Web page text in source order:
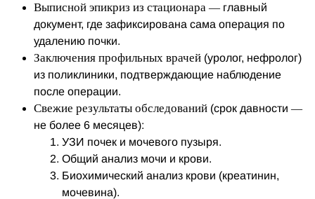
Выписной эпикриз из стационара — главный
документ, где зафиксирована сама операция по
удалению почки.
Заключения профильных врачей (уролог, нефролог)
из поликлиники, подтверждающие наблюдение
после операции.
Свежие результаты обследований (срок давности —
не более 6 месяцев):
УЗИ почек и мочевого пузыря.
Общий анализ мочи и крови.
Биохимический анализ крови (креатинин,
мочевина).